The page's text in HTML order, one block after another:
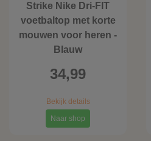
Strike Nike Dri-FIT
voetbaltop met korte
mouwen voor heren -
Blauw
34,99
Bekijk details
Naar shop